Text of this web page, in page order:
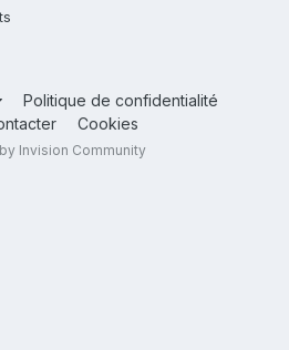
Politique de confidentialité
Cookies
Invision Community